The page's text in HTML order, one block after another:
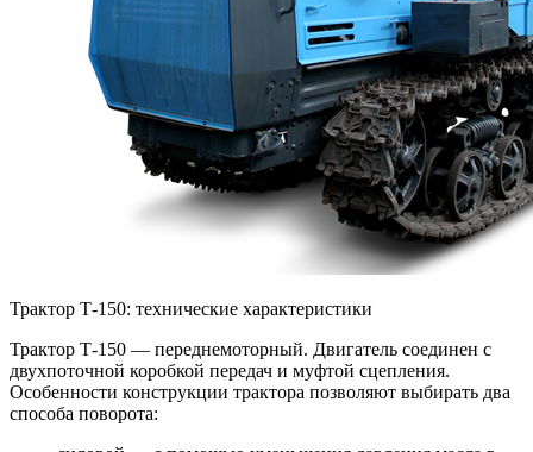
Трактор Т-150: технические характеристики
Трактор Т-150 — переднемоторный. Двигатель соединен с
двухпоточной коробкой передач и муфтой сцепления.
Особенности конструкции трактора позволяют выбирать два
способа поворота: